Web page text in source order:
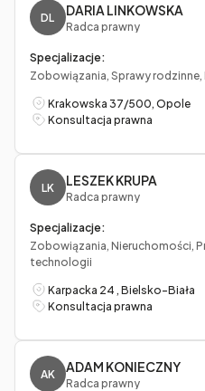
DL DARIA LINKOWSKA
Radca prawny
Specjalizacje:
Zobowiązania, Sprawy rodzinne,
Krakowska 37/500, Opole
Konsultacja prawna
LK LESZEK KRUPA
Radca prawny
Specjalizacje:
Zobowiązania, Nieruchomości,
technologii
Karpacka 24 , Bielsko-Biała
Konsultacja prawna
AK ADAM KONIECZNY
Radca prawny